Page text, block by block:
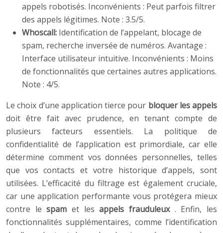
appels robotisés. Inconvénients : Peut parfois filtrer
des appels légitimes. Note : 3.5/5.
Whoscall: Identification de l’appelant, blocage de
spam, recherche inversée de numéros. Avantage :
Interface utilisateur intuitive. Inconvénients : Moins
de fonctionnalités que certaines autres applications.
Note : 4/5.
Le choix d’une application tierce pour bloquer les appels
doit être fait avec prudence, en tenant compte de
plusieurs facteurs essentiels. La politique de
confidentialité de l’application est primordiale, car elle
détermine comment vos données personnelles, telles
que vos contacts et votre historique d’appels, sont
utilisées. L’efficacité du filtrage est également cruciale,
car une application performante vous protégera mieux
contre lespamet lesappels frauduleux . Enfin, les
fonctionnalités supplémentaires, comme l’identification